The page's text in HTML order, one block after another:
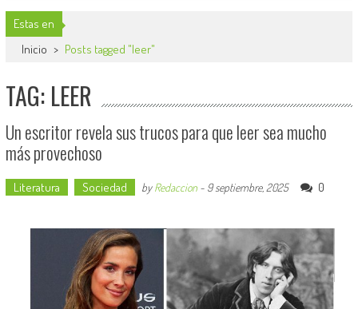
Estas en
Inicio > Posts tagged "leer"
TAG: LEER
Un escritor revela sus trucos para que leer sea mucho
más provechoso
Literatura Sociedad byRedaccion- 9 septiembre, 2025 0